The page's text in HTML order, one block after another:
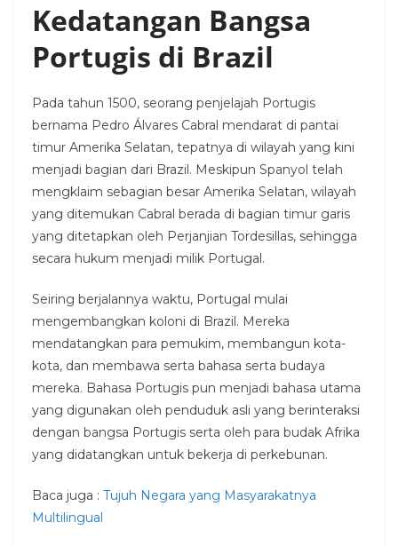
Kedatangan Bangsa
Portugis di Brazil
Pada tahun 1500, seorang penjelajah Portugis
bernama Pedro Álvares Cabral mendarat di pantai
timur Amerika Selatan, tepatnya di wilayah yang kini
menjadi bagian dari Brazil. Meskipun Spanyol telah
mengklaim sebagian besar Amerika Selatan, wilayah
yang ditemukan Cabral berada di bagian timur garis
yang ditetapkan oleh Perjanjian Tordesillas, sehingga
secara hukum menjadi milik Portugal.
Seiring berjalannya waktu, Portugal mulai
mengembangkan koloni di Brazil. Mereka
mendatangkan para pemukim, membangun kota-
kota, dan membawa serta bahasa serta budaya
mereka. Bahasa Portugis pun menjadi bahasa utama
yang digunakan oleh penduduk asli yang berinteraksi
dengan bangsa Portugis serta oleh para budak Afrika
yang didatangkan untuk bekerja di perkebunan.
Baca juga : Tujuh Negara yang Masyarakatnya
Multilingual